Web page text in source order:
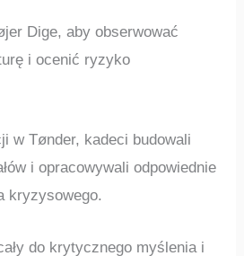
Dige, aby obserwować
i ocenić ryzyko
w Tønder, kadeci budowali
i opracowywali odpowiednie
kryzysowego.
do krytycznego myślenia i